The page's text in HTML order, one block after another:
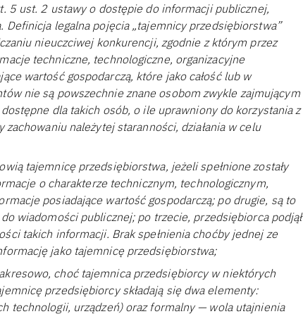
5 ust. 2 ustawy o dostępie do informacji publicznej,
legalna pojęcia „tajemnicy przedsiębiorstwa”
nieuczciwej konkurencji, zgodnie z którym przez
techniczne, technologiczne, organizacyjne
wartość gospodarczą, które jako całość lub w
nie są powszechnie znane osobom zwykle zajmującym
dla takich osób, o ile uprawniony do korzystania z
należytej staranności, działania w celu
tajemnicę przedsiębiorstwa, jeżeli spełnione zostały
o charakterze technicznym, technologicznym,
posiadające wartość gospodarczą; po drugie, są to
wiadomości publicznej; po trzecie, przedsiębiorca podjął
takich informacji. Brak spełnienia choćby jednej ze
jako tajemnicę przedsiębiorstwa;
choć tajemnica przedsiębiorcy w niektórych
przedsiębiorcy składają się dwa elementy:
technologii, urządzeń) oraz formalny — wola utajnienia